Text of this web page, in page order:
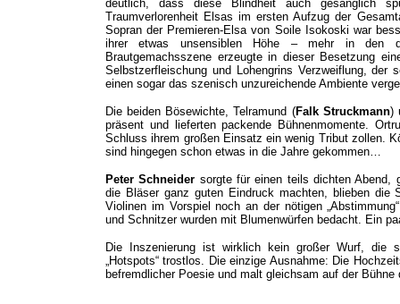
deutlich, dass diese Blindheit auch gesanglich
Traumverlorenheit Elsas im ersten Aufzug der
Sopran der Premieren-Elsa von Soile Isokoski war
ihrer etwas unsensiblen Höhe – mehr in den
Brautgemachsszene erzeugte in dieser Besetzung
Selbstzerfleischung und Lohengrins Verzweiflung,
einen sogar das szenisch unzureichende Ambiente
Die beiden Bösewichte, Telramund (Falk Struckmann)
präsent und lieferten packende Bühnenmomente.
Schluss ihrem großen Einsatz ein wenig Tribut zollen.
sind hingegen schon etwas in die Jahre gekommen…
Peter Schneider sorgte für einen teils dichten Abend,
die Bläser ganz guten Eindruck machten, blieben die
Violinen im Vorspiel noch an der nötigen
und Schnitzer wurden mit Blumenwürfen bedacht. Ein
Die Inszenierung ist wirklich kein großer Wurf, die
„Hotspots“ trostlos. Die einzige Ausnahme: Die
befremdlicher Poesie und malt gleichsam auf der